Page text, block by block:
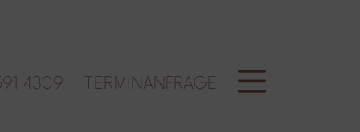
4309 TERMINANFRAGE